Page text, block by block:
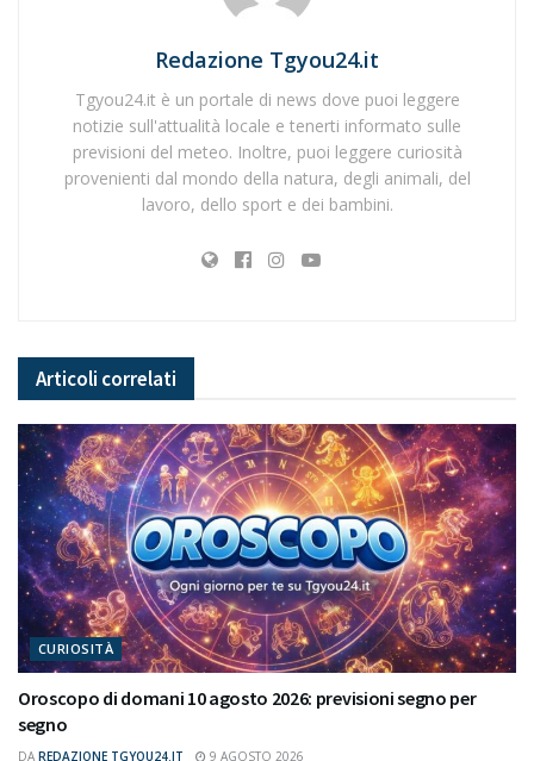
Redazione Tgyou24.it
Tgyou24.it è un portale di news dove puoi leggere
notizie sull'attualità locale e tenerti informato sulle
previsioni del meteo. Inoltre, puoi leggere curiosità
provenienti dal mondo della natura, degli animali, del
lavoro, dello sport e dei bambini.
Articoli correlati
CURIOSITÀ
Oroscopo di domani 10 agosto 2026: previsioni segno per
segno
DA REDAZIONE TGYOU24.IT 9 AGOSTO 2026